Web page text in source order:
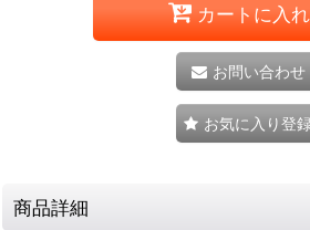
カートに入
お問い合わせ
お気に入り登
商品詳細